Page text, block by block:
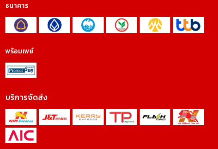
ธนาคาร
พร้อมเพย์
บริการจัดส่ง